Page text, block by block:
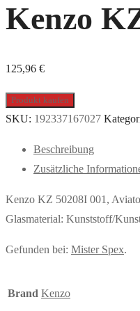
Kenzo
125,96 €
Produkt kaufen
SKU: 192337167027
Beschreibung
Zusätzliche
Kenzo KZ 50208I 001,
Glasmaterial: Kunststoff/
Gefunden bei: Mister Spex.
Brand Kenzo